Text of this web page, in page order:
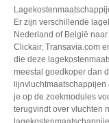
Er zijn verschillende
Nederland of België
Clickair, Transavia.com
die deze
meestal goedkoper dan
je op de zoekmodules
terugvindt over vluchten